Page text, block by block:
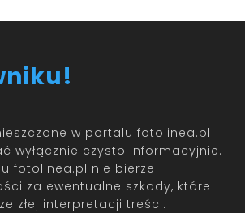
w portalu fotolinea.pl
wyłącznie czysto informacyjnie.
fotolinea.pl nie bierze
za ewentualne szkody, które
złej interpretacji treści.